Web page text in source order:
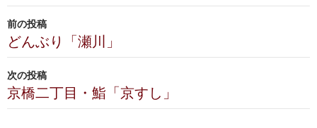
投
稿
ナ
ビ
ゲ
前の投稿
どんぶり「瀬川」
次の投稿
京橋二丁目・鮨「京すし」